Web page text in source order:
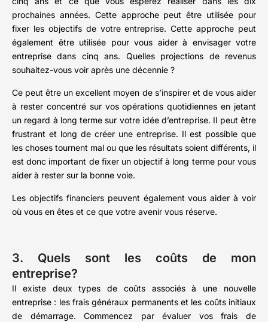
prochaines années. Cette approche peut être utilisée pour
fixer les objectifs de votre entreprise. Cette approche peut
également être utilisée pour vous aider à envisager votre
entreprise dans cinq ans. Quelles projections de revenus
souhaitez-vous voir après une décennie ?
Ce peut être un excellent moyen de s’inspirer et de vous aider
à rester concentré sur vos opérations quotidiennes en jetant
un regard à long terme sur votre idée d’entreprise. Il peut être
frustrant et long de créer une entreprise. Il est possible que
les choses tournent mal ou que les résultats soient différents, il
est donc important de fixer un objectif à long terme pour vous
aider à rester sur la bonne voie.
Les objectifs financiers peuvent également vous aider à voir
où vous en êtes et ce que votre avenir vous réserve.
3. Quels sont les coûts de mon
entreprise?
Il existe deux types de coûts associés à une nouvelle
entreprise : les frais généraux permanents et les coûts initiaux
de démarrage. Commencez par évaluer vos frais de